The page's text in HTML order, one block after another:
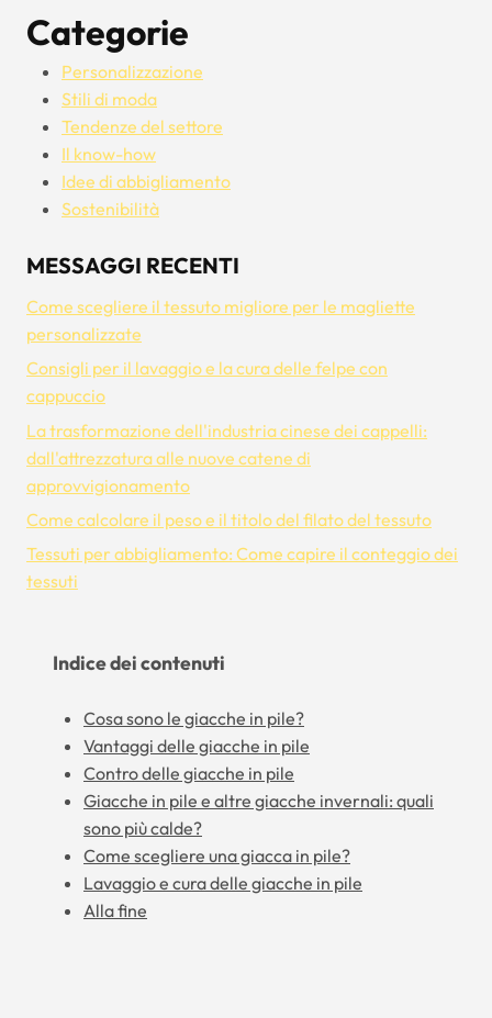
Categorie
Personalizzazione
Stili di moda
Tendenze del settore
Il know-how
Idee di abbigliamento
Sostenibilità
MESSAGGI RECENTI
Come scegliere il tessuto migliore per le magliette
personalizzate
Consigli per il lavaggio e la cura delle felpe con
cappuccio
La trasformazione dell'industria cinese dei cappelli:
dall'attrezzatura alle nuove catene di
approvvigionamento
Come calcolare il peso e il titolo del filato del tessuto
Tessuti per abbigliamento: Come capire il conteggio dei
tessuti
Indice dei contenuti
Cosa sono le giacche in pile?
Vantaggi delle giacche in pile
Contro delle giacche in pile
Giacche in pile e altre giacche invernali: quali
sono più calde?
Come scegliere una giacca in pile?
Lavaggio e cura delle giacche in pile
Alla fine